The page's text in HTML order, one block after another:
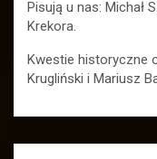
Pisują u nas: Michał
Krekora.
Kwestie historyczne
Krugliński i Mariusz